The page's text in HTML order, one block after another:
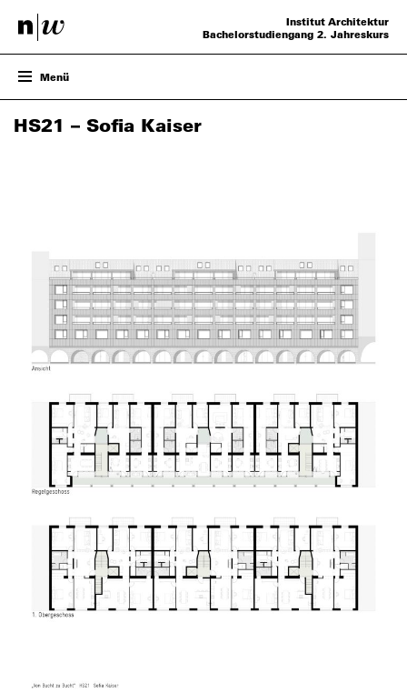
Institut Architektur
Bachelorstudiengang 2. Jahreskurs
Menü
ENTWURF
PROJEKTE
HS21 – Sofia Kaiser